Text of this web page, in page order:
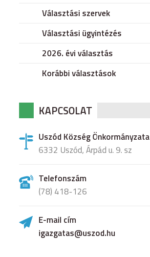
Választási szervek
Választási ügyintézés
2026. évi választás
Korábbi választások
KAPCSOLAT
Uszód Község Önkormányzata
6332 Uszód, Árpád u. 9. sz
Telefonszám
(78) 418-126
E-mail cím
igazgatas@uszod.hu